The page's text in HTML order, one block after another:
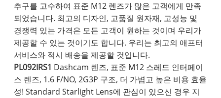
추구를 고수하여 표준 M12 렌즈가 많은 고객에게 만족
되었습니다. 최고의 디자인, 고품질 원자재, 고성능 및
경쟁력 있는 가격은 모든 고객이 원하는 것이며 우리가
제공할 수 있는 것이기도 합니다. 우리는 최고의 애프터
서비스와 적시 배송을 제공할 것입니다.
PL092IRS1 Dashcam 렌즈, 표준 M12 스레드 인터페이
스 렌즈, 1.6 F/NO, 2G3P 구조, 더 가볍고 높은 비용 효율
성! Standard Starlight Lens에 관심이 있으신 경우 지